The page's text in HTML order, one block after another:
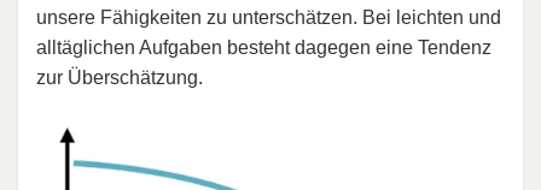
unsere Fähigkeiten zu unterschätzen. Bei leichten und
alltäglichen Aufgaben besteht dagegen eine Tendenz
zur Überschätzung.